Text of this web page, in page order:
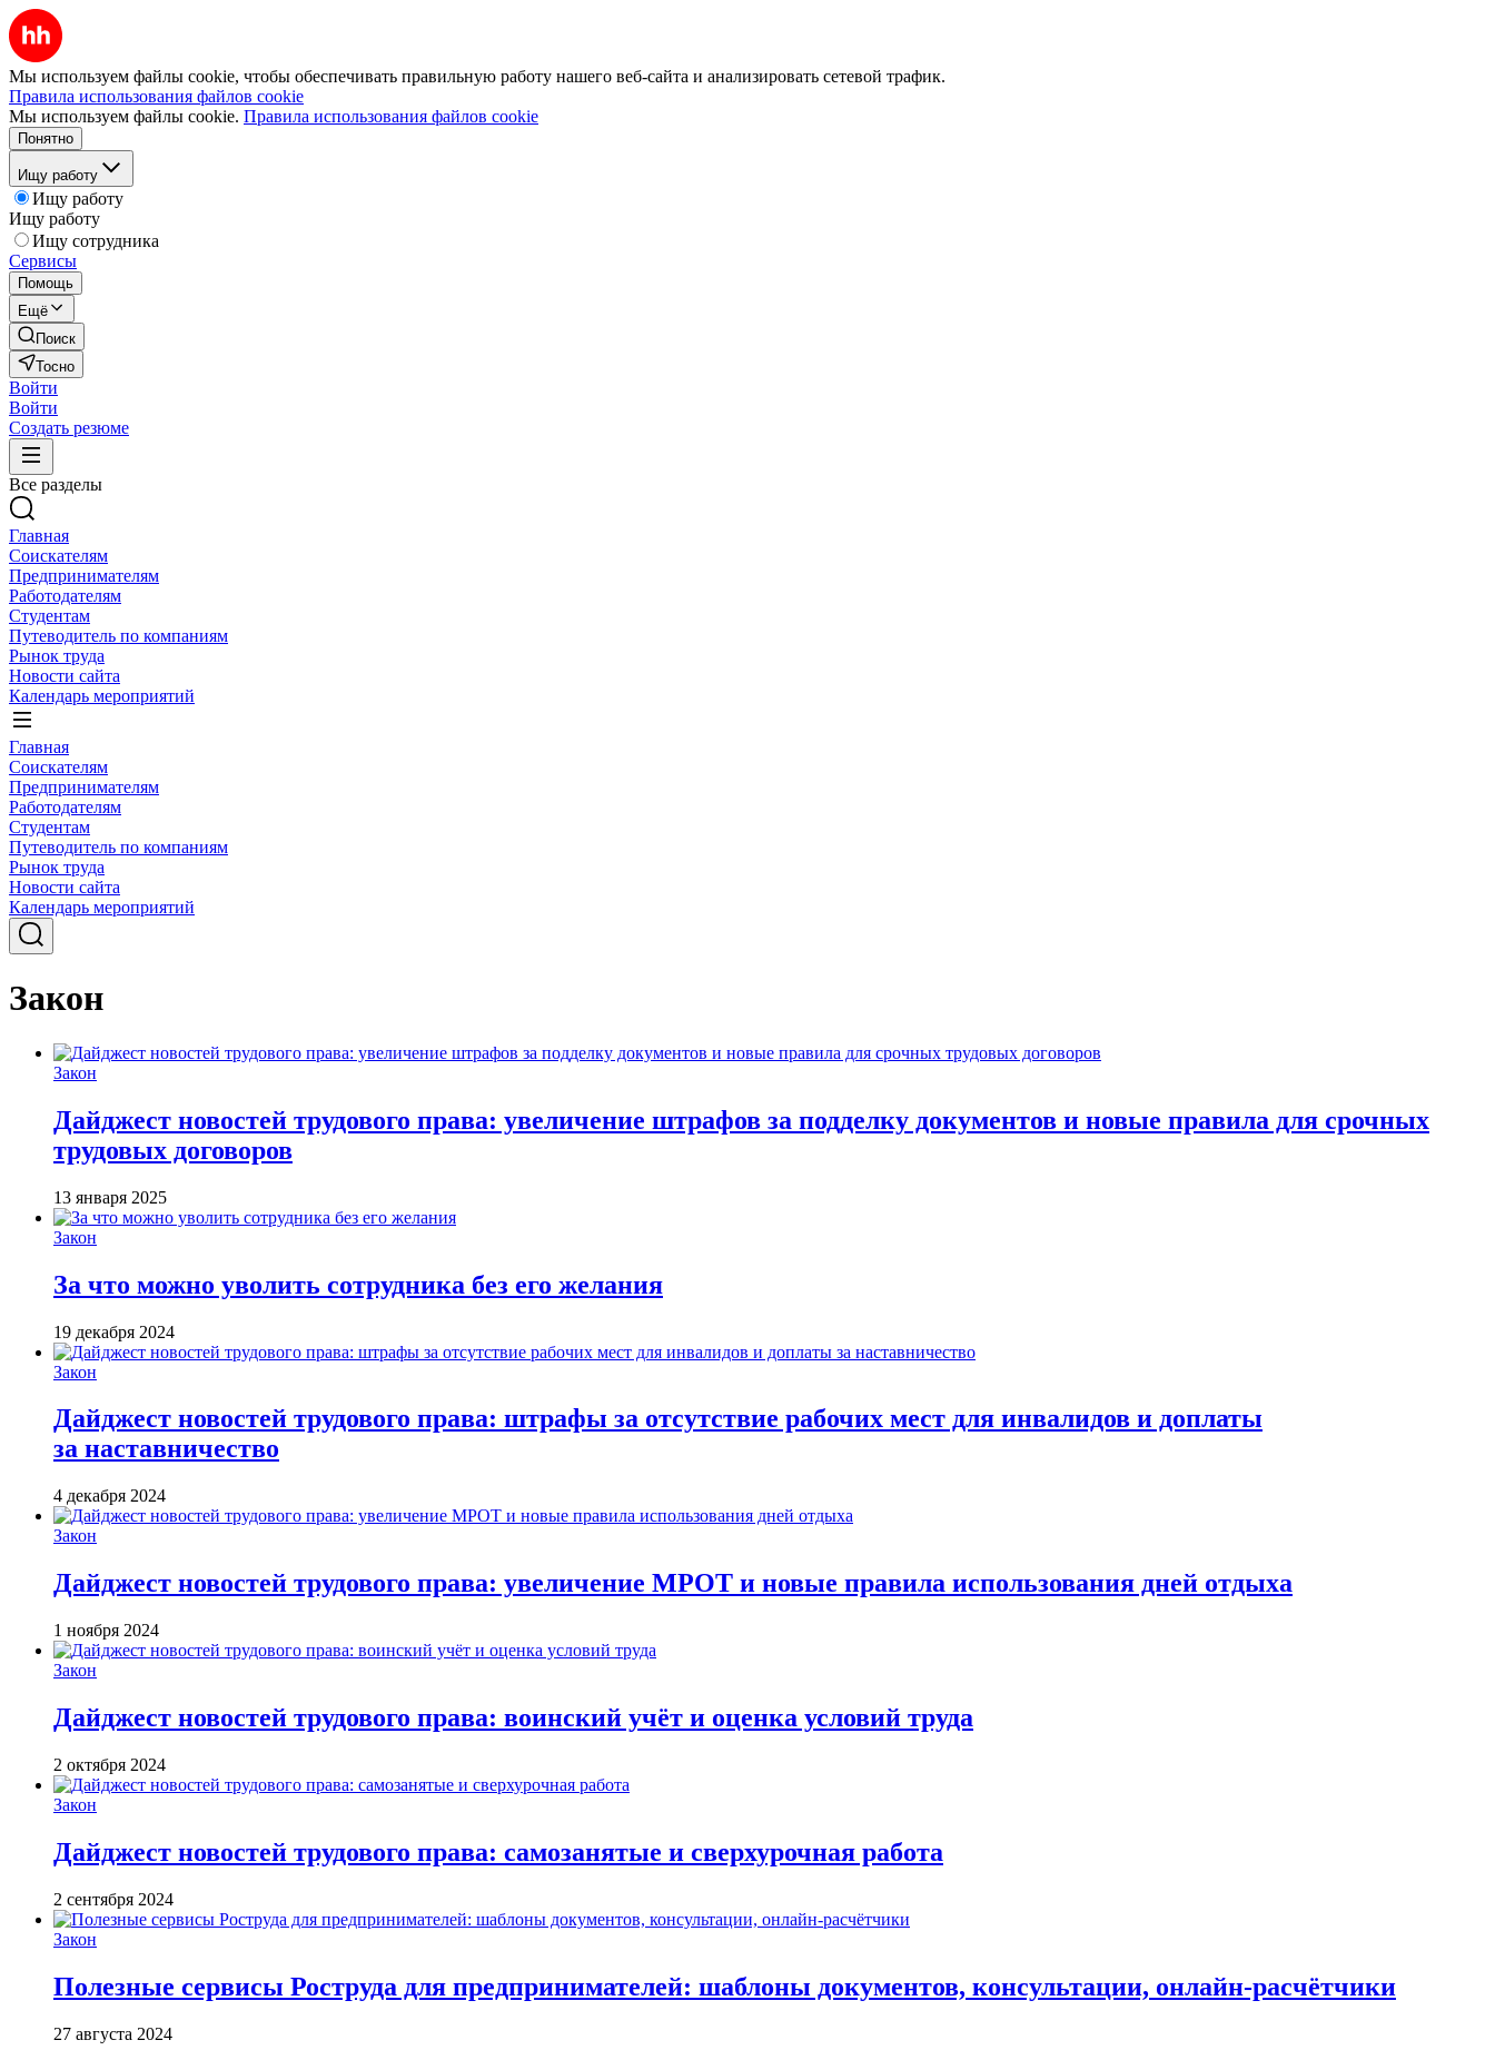
Мы используем файлы cookie, чтобы обеспечивать правильную работу нашего веб-сайта и анализировать сетевой трафик.
Правила использования файлов cookie
Мы используем файлы cookie. Правила использования файлов cookie
Понятно
Ищу работу
Ищу работу
Ищу работу
Ищу сотрудника
Сервисы
Помощь
Ещё
Поиск
Тосно
Войти
Войти
Создать резюме
Все разделы
Главная
Соискателям
Предпринимателям
Работодателям
Студентам
Путеводитель по компаниям
Рынок труда
Новости сайта
Календарь мероприятий
Главная
Соискателям
Предпринимателям
Работодателям
Студентам
Путеводитель по компаниям
Рынок труда
Новости сайта
Календарь мероприятий
Закон
Закон
Дайджест новостей трудового права: увеличение штрафов за подделку документов и новые правила для срочных
трудовых договоров
13 января 2025
Закон
За что можно уволить сотрудника без его желания
19 декабря 2024
Закон
Дайджест новостей трудового права: штрафы за отсутствие рабочих мест для инвалидов и доплаты
за наставничество
4 декабря 2024
Закон
Дайджест новостей трудового права: увеличение МРОТ и новые правила использования дней отдыха
1 ноября 2024
Закон
Дайджест новостей трудового права: воинский учёт и оценка условий труда
2 октября 2024
Закон
Дайджест новостей трудового права: самозанятые и сверхурочная работа
2 сентября 2024
Закон
Полезные сервисы Роструда для предпринимателей: шаблоны документов, консультации, онлайн-расчётчики
27 августа 2024